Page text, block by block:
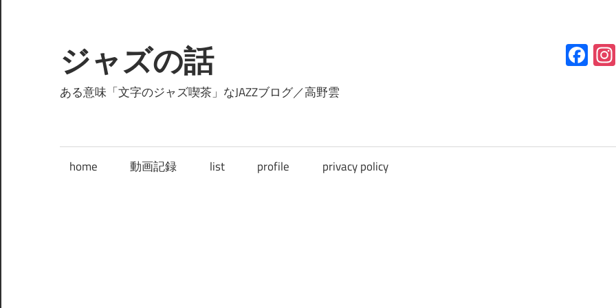
テ
ン
ツ
キ
ッ
ジャズの話
ある意味「文字のジャズ喫茶」なJAZZブログ／高野雲
home 動画記録 list profile privacy policy